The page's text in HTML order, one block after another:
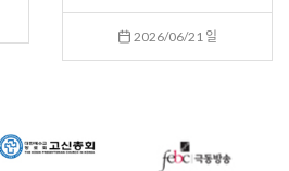
2026/06/21 일